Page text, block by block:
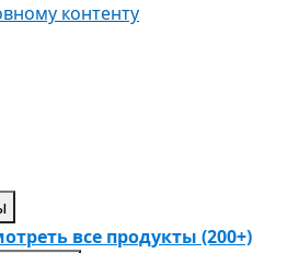
контенту
все продукты (200+)